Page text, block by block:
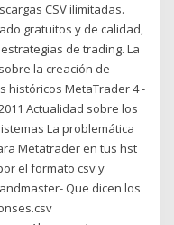
CSV ilimitadas.
gratuitos y de calidad,
de trading. La
la creación de
históricos MetaTrader 4 -
Actualidad sobre los
La problemática
Metatrader en tus hst
el formato csv y
Que dicen los